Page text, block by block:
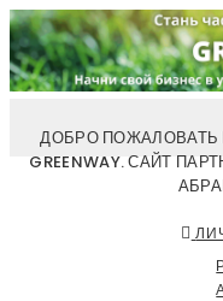
ДОБРО ПОЖАЛОВАТЬ
GREENWAY. САЙТ